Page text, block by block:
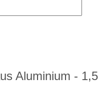
Aluminium - 1,5